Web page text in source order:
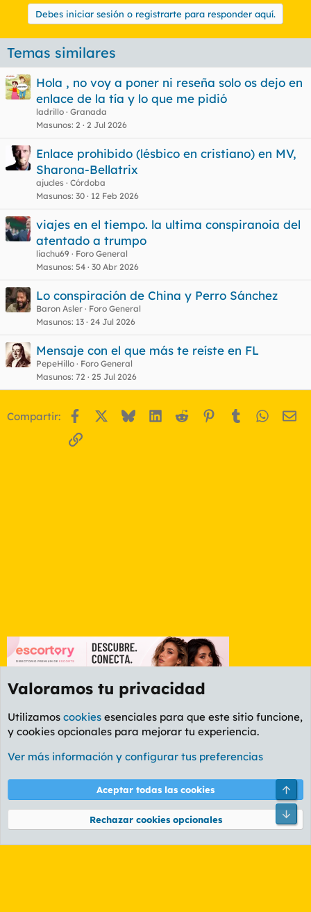
Debes iniciar sesión o registrarte para responder aquí.
Temas similares
Hola , no voy a poner ni reseña solo os dejo en
enlace de la tía y lo que me pidió
ladrillo Granada
Masunos 2 2 Jul 2026
Enlace prohibido (lésbico en cristiano) en MV,
Sharona-Bellatrix
ajucles Córdoba
Masunos 30 12 Feb 2026
viajes en el tiempo. la ultima conspiranoia del
atentado a trumpo
liachu69
Foro General
Masunos 54 30 Abr 2026
Lo conspiración de China y Perro Sánchez
Baron Asler
Foro General
Masunos 13 24 Jul 2026
Mensaje con el que más te reíste en FL
PepeHillo
Foro General
Masunos 72 25 Jul 2026
Compartir: Facebook BlueskyLinkedIn
Reddit Pinterest
Tumblr
Enlace
Foro General
Cookies
PL OLDSTYLE AMARILLO
Términos y reglas Política de privacidad Ayuda
Community platform by XenForo® © 2010-2026 XenForo Ltd.
Valoramos tu privacidad
Utilizamos cookies esenciales para que este sitio funcione,
y cookies opcionales para mejorar tu experiencia.
Ver más información y configurar tus preferencias
Aceptar todas las cookies
Rechazar cookies opcionales
Pie